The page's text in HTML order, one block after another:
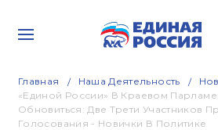
Главная Наша Деятельность
«Единой России» В Краевом
Обновиться: Две Трети Участников
Голосования - Новички В Политике